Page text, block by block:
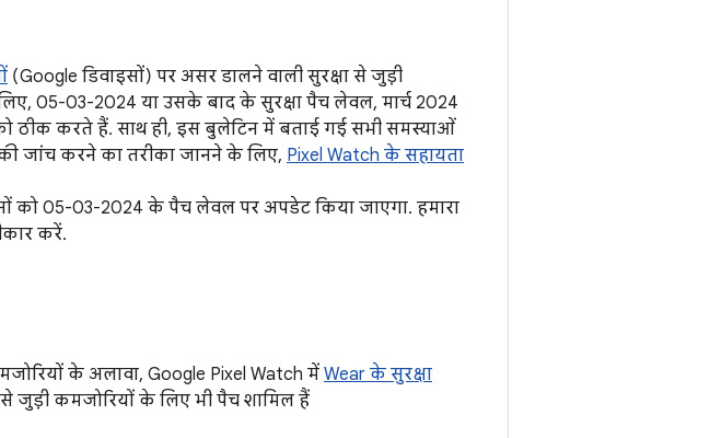
(Google डिवाइसों) पर असर डालने वाली सुरक्षा से जुड़ी
05-03-2024 या उसके बाद के सुरक्षा पैच लेवल, मार्च 2024
ठीक करते हैं. साथ ही, इस बुलेटिन में बताई गई सभी समस्याओं
जांच करने का तरीका जानने के लिए, Pixel Watch के सहायता
को 05-03-2024 के पैच लेवल पर अपडेट किया जाएगा. हमारा
करें.
के अलावा, Google Pixel Watch में Wear के सुरक्षा
जुड़ी कमजोरियों के लिए भी पैच शामिल हैं